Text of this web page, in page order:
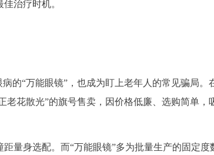
治疗时机。
的“万能眼镜”，也成为盯上老年人的常见骗局。
老花散光”的旗号售卖，因价格低廉、选购简单，
量身选配。而“万能眼镜”多为批量生产的固定度